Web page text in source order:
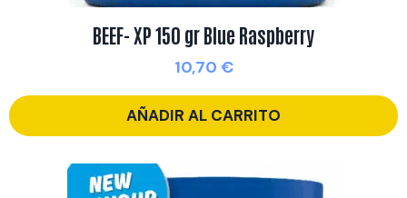
BEEF- XP 150 gr Blue Raspberry
10,70 €
AÑADIR AL CARRITO